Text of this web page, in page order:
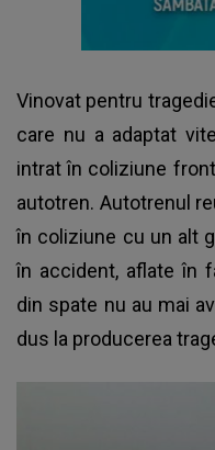
Vinovat pentru
care nu a adaptat
intrat în coliziune
autotren. Autotrenul
în coliziune cu un alt
în accident, aflate în
din spate nu au mai
dus la producerea